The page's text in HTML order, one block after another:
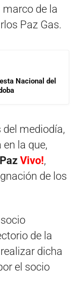
de la
Paz Gas.
Nacional del
mediodía,
la que,
Vivo!,
de los
de la
dicha
el socio